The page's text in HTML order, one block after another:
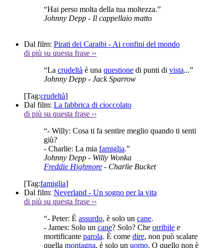
“Hai perso molta della tua moltezza.”
Johnny Depp - Il cappellaio matto
Dal film: Pirati dei Caraibi - Ai confini del mondo
di più su questa frase ››
“La crudeltà è una questione di punti di vista...”
Johnny Depp - Jack Sparrow
[Tag:crudeltà]
Dal film: La fabbrica di cioccolato
di più su questa frase ››
“- Willy: Cosa ti fa sentire meglio quando ti senti
giù?
- Charlie: La mia famiglia.”
Johnny Depp - Willy Wonka
Freddie Highmore - Charlie Bucket
[Tag:famiglia]
Dal film: Neverland - Un sogno per la vita
di più su questa frase ››
“- Peter: È assurdo, è solo un cane.
- James: Solo un cane? Solo? Che orribile e
mortificante parola. È come dire, non può scalare
quella montagna, è solo un uomo. O quello non è